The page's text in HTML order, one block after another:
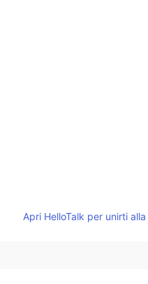
Apri HelloTalk per unirti